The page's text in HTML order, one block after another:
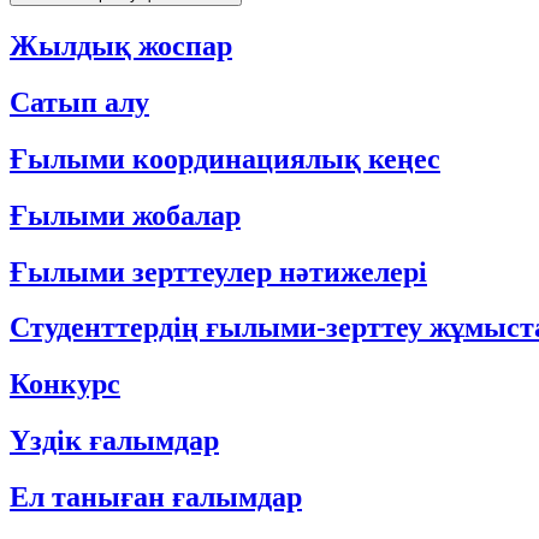
Жылдық жоспар
Сатып алу
Ғылыми координациялық кеңес
Ғылыми жобалар
Ғылыми зерттеулер нәтижелері
Студенттердің ғылыми-зерттеу
Конкурс
Үздік ғалымдар
Ел таныған ғалымдар